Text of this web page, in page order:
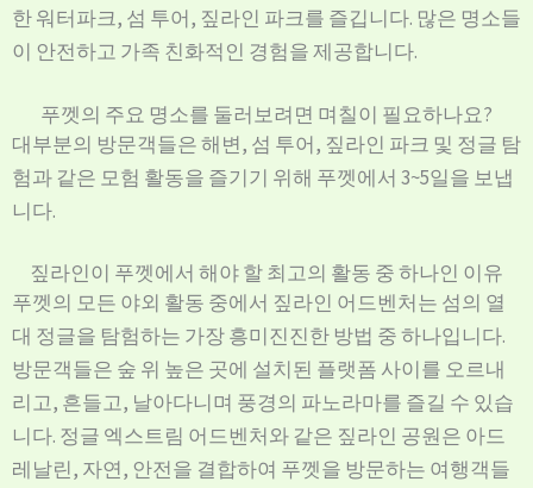
한 워터파크, 섬 투어, 짚라인 파크를 즐깁니다. 많은 명소들
이 안전하고 가족 친화적인 경험을 제공합니다.
푸껫의 주요 명소를 둘러보려면 며칠이 필요하나요?
대부분의 방문객들은 해변, 섬 투어, 짚라인 파크 및 정글 탐
험과 같은 모험 활동을 즐기기 위해 푸껫에서 3~5일을 보냅
니다.
짚라인이 푸껫에서 해야 할 최고의 활동 중 하나인 이유
푸껫의 모든 야외 활동 중에서 짚라인 어드벤처는 섬의 열
대 정글을 탐험하는 가장 흥미진진한 방법 중 하나입니다.
방문객들은 숲 위 높은 곳에 설치된 플랫폼 사이를 오르내
리고, 흔들고, 날아다니며 풍경의 파노라마를 즐길 수 있습
니다. 정글 엑스트림 어드벤처와 같은 짚라인 공원은 아드
레날린, 자연, 안전을 결합하여 푸껫을 방문하는 여행객들
Japanese
Hebrew